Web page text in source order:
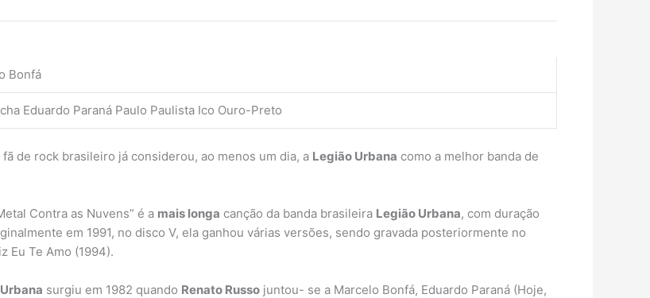
Bonfá
Eduardo Paraná Paulo Paulista Ico Ouro-Preto
de rock brasileiro já considerou, ao menos um dia, a Legião Urbana como a melhor banda de
Contra as Nuvens” é a mais longa canção da banda brasileira Legião Urbana, com duração
em 1991, no disco V, ela ganhou várias versões, sendo gravada posteriormente no
Eu Te Amo (1994).
surgiu em 1982 quando Renato Russo juntou- se a Marcelo Bonfá, Eduardo Paraná (Hoje,